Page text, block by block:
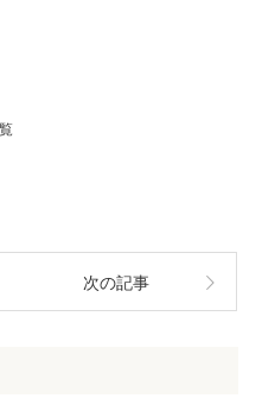
次の記事